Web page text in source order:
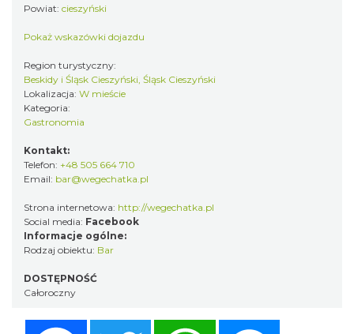
Powiat: cieszyński
Pokaż wskazówki dojazdu
Region turystyczny:
Beskidy i Śląsk Cieszyński, Śląsk Cieszyński
Lokalizacja: W mieście
Kategoria:
Gastronomia
Kontakt:
Telefon: +48 505 664 710
Email: bar@wegechatka.pl
Strona internetowa: http://wegechatka.pl
Social media: Facebook
Informacje ogólne:
Rodzaj obiektu: Bar
DOSTĘPNOŚĆ
Całoroczny
Twitter WhatsApp